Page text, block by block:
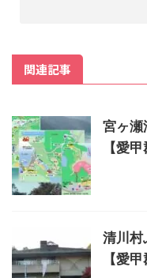
関連記事
宮ヶ瀬
【愛
清川村
【愛